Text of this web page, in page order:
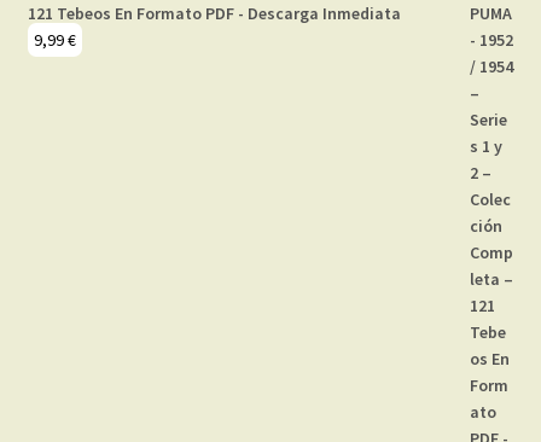
121 Tebeos En Formato PDF - Descarga Inmediata
9,99€